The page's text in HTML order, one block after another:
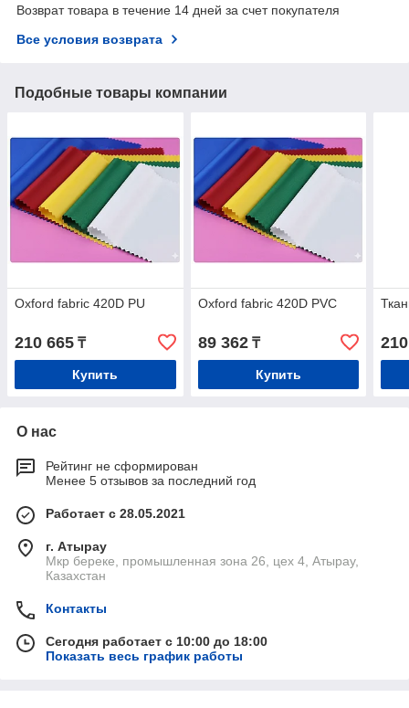
Возврат товара в течение 14 дней за счет покупателя
Все условия возврата
Подобные товары компании
Oxford fabric 420D PU
210 665 ₸
Купить
Oxford fabric 420D PVC
89 362₸
Купить
О нас
Рейтинг не сформирован
Менее 5 отзывов за последний год
Работает с 28.05.2021
г. Атырау
Мкр береке, промышленная зона 26, цех 4, Атырау,
Казахстан
Контакты
Сегодня работает с 10:00 до 18:00
Показать весь график работы